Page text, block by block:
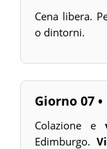
Cena libera.
o dintorni.
Giorno 07
Colazione e
Edimburgo.